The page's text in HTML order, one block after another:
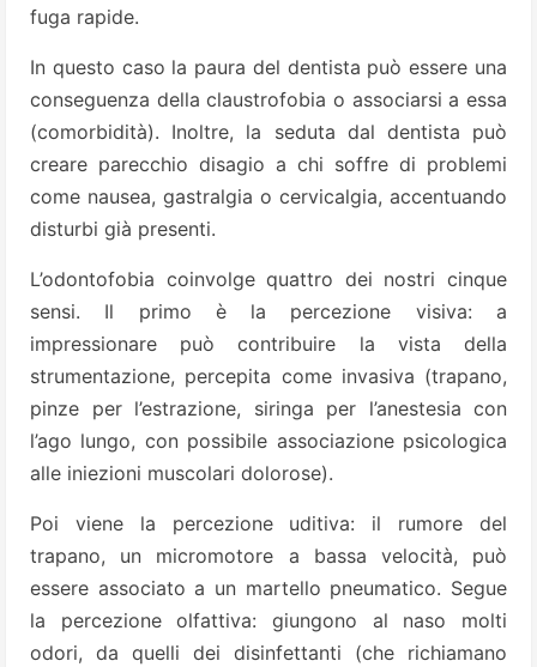
fuga rapide.
In questo caso la paura del dentista può essere una
conseguenza della claustrofobia o associarsi a essa
(comorbidità). Inoltre, la seduta dal dentista può
creare parecchio disagio a chi soffre di problemi
come nausea, gastralgia o cervicalgia, accentuando
disturbi già presenti.
L’odontofobia coinvolge quattro dei nostri cinque
sensi. Il primo è la percezione visiva: a
impressionare può contribuire la vista della
strumentazione, percepita come invasiva (trapano,
pinze per l’estrazione, siringa per l’anestesia con
l’ago lungo, con possibile associazione psicologica
alle iniezioni muscolari dolorose).
Poi viene la percezione uditiva: il rumore del
trapano, un micromotore a bassa velocità, può
essere associato a un martello pneumatico. Segue
la percezione olfattiva: giungono al naso molti
odori, da quelli dei disinfettanti (che richiamano